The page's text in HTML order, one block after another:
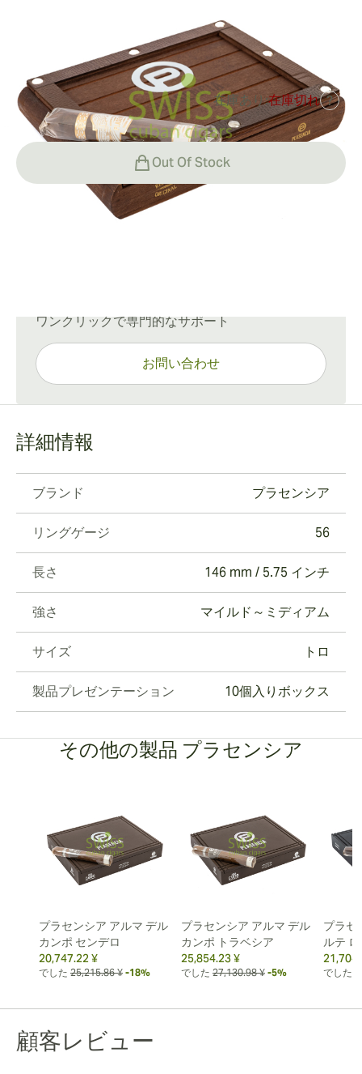
レビュー
¥11,012でした¥13,406-18%
在庫あり:在庫切れ ?
Out Of Stock
ワンクリックで専門的なサポート
お問い合わせ
詳細情報
ブランド プラセンシア
リングゲージ 56
長さ 146 mm / 5.75 インチ
強さ マイルド～ミディアム
サイズ トロ
製品プレゼンテーション 10個入りボックス
その他の製品 プラセンシア
プラセンシア アルマ デル
カンポ センデロ
20,747.22 ¥
でした 25,215.86 ¥ -18%
プラセンシア アルマ デル
カンポ トラベシア
25,854.23 ¥
でした 27,130.98 ¥ -5%
プラセ
ルテ
でした
顧客レビュー